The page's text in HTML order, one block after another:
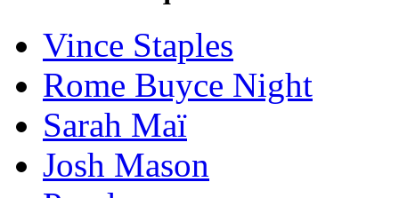
Vince Staples
Rome Buyce Night
Sarah Maï
Josh Mason